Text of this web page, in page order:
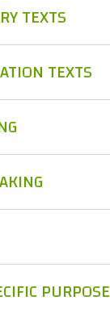
TEXTS
TEXTS
PURPOSE